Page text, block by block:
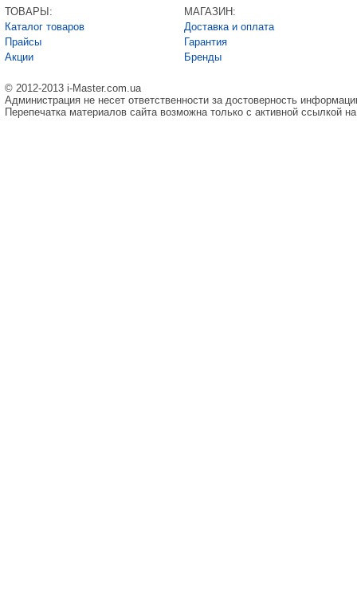
ТОВАРЫ:
Каталог товаров
Прайсы
Акции
МАГАЗИН:
Доставка и оплата
Гарантия
Бренды
© 2012-2013 i-Master.com.ua
Администрация не несет ответственности за достоверность
Перепечатка материалов сайта возможна только с активной ссылкой